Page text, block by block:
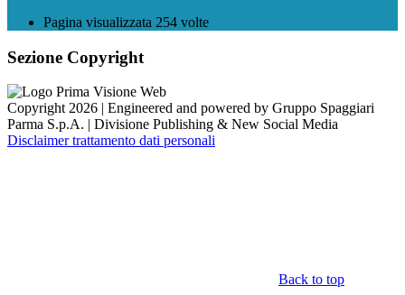
Pagina visualizzata 254 volte
Sezione Copyright
Copyright 2026 | Engineered and powered by Gruppo Spaggiari
Parma S.p.A. | Divisione Publishing & New Social Media
Disclaimer trattamento dati personali
Back to top